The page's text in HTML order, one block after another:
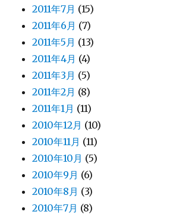
2011年7月 (15)
2011年6月 (7)
2011年5月 (13)
2011年4月 (4)
2011年3月 (5)
2011年2月 (8)
2011年1月 (11)
2010年12月 (10)
2010年11月 (11)
2010年10月 (5)
2010年9月 (6)
2010年8月 (3)
2010年7月 (8)